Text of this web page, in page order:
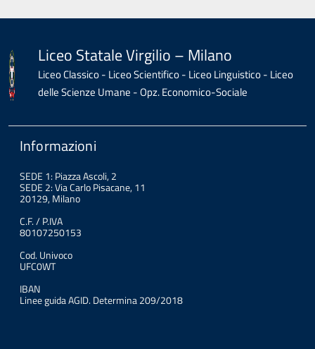
Liceo Statale Virgilio – Milano
Liceo Classico - Liceo Scientifico - Liceo Linguistico - Liceo
delle Scienze Umane - Opz. Economico-Sociale
Informazioni
SEDE 1: Piazza Ascoli, 2
SEDE 2: Via Carlo Pisacane, 11
20129, Milano
C.F. / P.IVA
80107250153
Cod. Univoco
UFC0WT
IBAN
Linee guida AGID. Determina 209/2018